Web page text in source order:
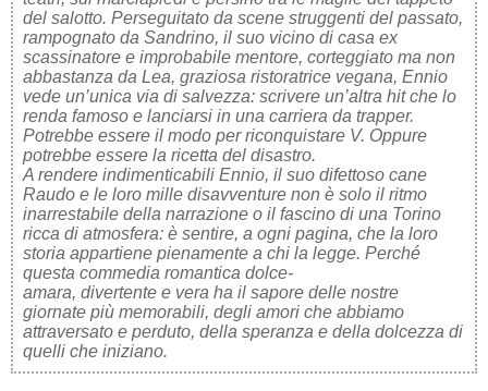
del salotto. Perseguitato da scene struggenti del passato,
rampognato da Sandrino, il suo vicino di casa ex
scassinatore e improbabile mentore, corteggiato ma non
abbastanza da Lea, graziosa ristoratrice vegana, Ennio
vede un’unica via di salvezza: scrivere un’altra hit che lo
renda famoso e lanciarsi in una carriera da trapper.
Potrebbe essere il modo per riconquistare V. Oppure
potrebbe essere la ricetta del disastro.
A rendere indimenticabili Ennio, il suo difettoso cane
Raudo e le loro mille disavventure non è solo il ritmo
inarrestabile della narrazione o il fascino di una Torino
ricca di atmosfera: è sentire, a ogni pagina, che la loro
storia appartiene pienamente a chi la legge. Perché
questa commedia romantica dolce-
amara, divertente e vera ha il sapore delle nostre
giornate più memorabili, degli amori che abbiamo
attraversato e perduto, della speranza e della dolcezza di
quelli che iniziano.